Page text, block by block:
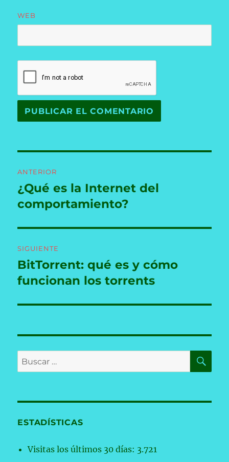
WEB
de
entradas
ANTERIOR
Entrada
anterior:
¿Qué es la Internet del
comportamiento?
SIGUIENTE
Entrada
siguiente:
BitTorrent: qué es y cómo
funcionan los torrents
Buscar
por:
ESTADÍSTICAS
Visitas los últimos 30 días: 3.721